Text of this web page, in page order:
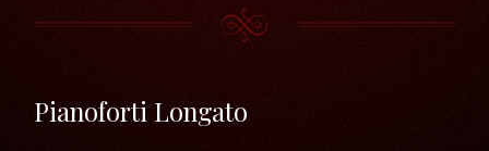
Pianoforti Longato